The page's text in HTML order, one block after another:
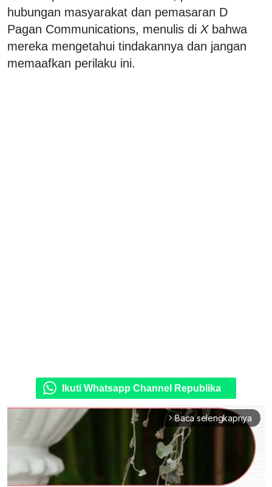
hubungan masyarakat dan pemasaran D
Pagan Communications, menulis di Xbahwa
mereka mengetahui tindakannya dan jangan
memaafkan perilaku ini.
Ikuti Whatsapp Channel Republika
arrow_forward_ios Baca selengkapnya